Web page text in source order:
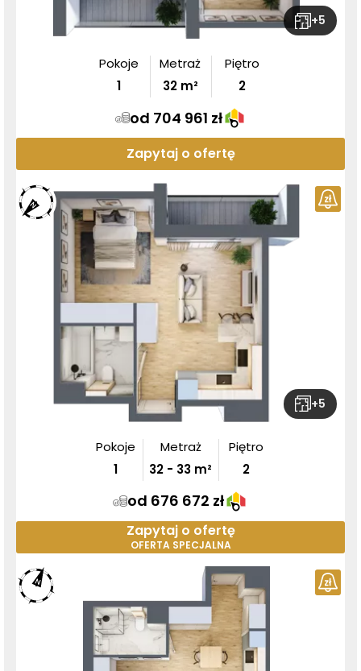
+5
Pokoje
1
Metraż
32m²
Piętro
2
od 704 961 zł
Zapytaj o ofertę
+5
Pokoje
1
Metraż
32 - 33 m²
Piętro
2
od 676 672 zł
Zapytaj o ofertę
OFERTA SPECJALNA